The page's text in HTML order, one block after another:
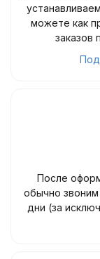
можете как
заказов
После
обычно
дни (за